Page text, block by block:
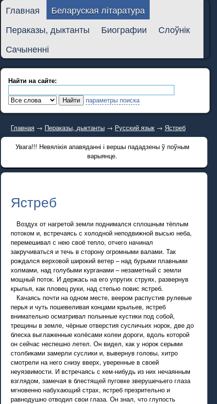
Главная
Беларуская літаратура
Пераказы, дыктанты
Биографии
Слоўнік
Сачыненні
Найти на сайте:
параметры поиска
Главная → Пераказы, дыктанты → Русский язык →Ястреб
Увага!!! Невялікія апавяданні і вершы пададзены ў поўным
варыянце.
Ястреб
Воздух от нагретой земли поднимался сплошным тёплым
потоком и, встречаясь с холодной неподвижной высью неба,
перемешивал с нею своё тепло, отчего начинал
закручиваться и течь в сторону огромными валами. Так
рождался верховой широкий ветер – над бурыми плавными
холмами, над голубыми курганами – незаметный с земли
мощный поток. И держась на его упругих струях, развернув
крылья, как пловец руки, над степью повис ястреб.
Качаясь почти на одном месте, веером распустив рулевые
перья и чуть пошевеливая концами крыльев, ястреб
внимательно осматривал полынные кустики под собой,
трещины в земле, чёрные отверстия сусличьих норок, две до
блеска выглаженные колёсами колеи дороги, вдоль которой
он сейчас неспешно летел. Он видел, как у норок серыми
столбиками замерли суслики и, вывернув головы, хитро
смотрели на него снизу вверх, уверенные в своей
неуязвимости. И встречаясь с кем-нибудь из них нечаянным
взглядом, замечая в блестящей пуговке зверушечьего глаза
мгновенно набухающий страх, ястреб презрительно и
равнодушно отводил свои глаза. Он знал, что глупость